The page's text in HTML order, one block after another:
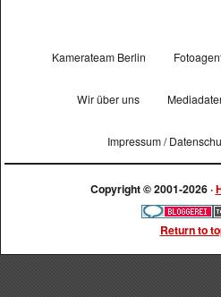
Kamerateam Berlin
Wir über uns
Impressum /
Copyright © 2001-2026 ·
Return to